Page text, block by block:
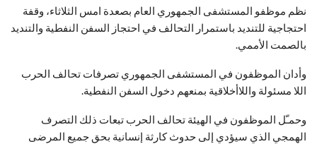
نظم موظفو المستشفى الجمهوري العام بصعدة امس الثلاثاء، وقفة
احتجاجية للتنديد باستمرار التحالف في احتجاز السفن النفطية والتنديد
بالصمت الأممي.
وأدان الموظفون في المستشفى الجمهوري تصرفات تحالف الحرب
اللا مسئولة واللاأخلاقية بمنعهم دخول السفن النفطية.
وحمـّل الموظفون في الهيئة تحالف الحرب تبعات ذلك التصرف
الهمجي الذي سيؤدي إلى حدوث كارثة إنسانية بحق جميع المرضى